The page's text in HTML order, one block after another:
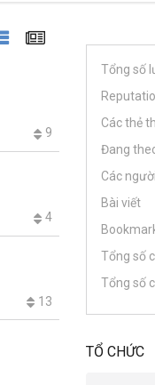
9
4
13
Tổng số
Các thẻ
Đang
Các
Bài viết
Tổng số
Tổng số
TỔ CHỨC